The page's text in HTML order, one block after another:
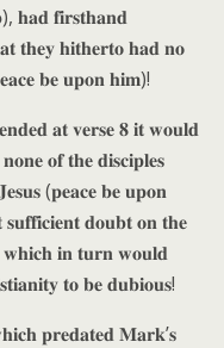
𝐡𝐚𝐝 𝐟𝐢𝐫𝐬𝐭𝐡𝐚𝐧𝐝
𝐭𝐡𝐞𝐲 𝐡𝐢𝐭𝐡𝐞𝐫𝐭𝐨 𝐡𝐚𝐝 𝐧𝐨
𝐛𝐞 𝐮𝐩𝐨𝐧 𝐡𝐢𝐦)!
𝐚𝐭 𝐯𝐞𝐫𝐬𝐞 𝟖 𝐢𝐭 𝐰𝐨𝐮𝐥𝐝
𝐨𝐟 𝐭𝐡𝐞 𝐝𝐢𝐬𝐜𝐢𝐩𝐥𝐞𝐬
𝐉𝐞𝐬𝐮𝐬 (𝐩𝐞𝐚𝐜𝐞 𝐛𝐞 𝐮𝐩𝐨𝐧
𝐝𝐨𝐮𝐛𝐭 𝐨𝐧 𝐭𝐡𝐞
𝐢𝐧 𝐭𝐮𝐫𝐧 𝐰𝐨𝐮𝐥𝐝
𝐭𝐨 𝐛𝐞 𝐝𝐮𝐛𝐢𝐨𝐮𝐬!
𝐩𝐫𝐞𝐝𝐚𝐭𝐞𝐝 𝐌𝐚𝐫𝐤’𝐬